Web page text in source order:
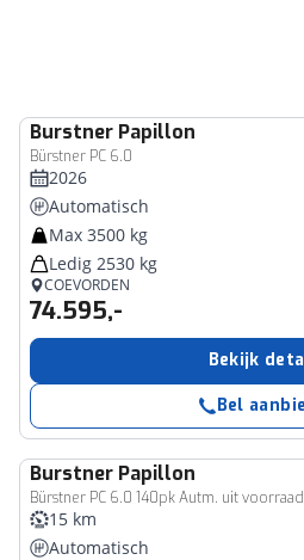
Burstner Papillon
Bürstner PC 6.0
2026
Automatisch
Max 3500 kg
Ledig 2530 kg
COEVORDEN
74.595,-
Bekijk
Bel
Burstner Papillon
Bürstner PC 6.0 140pk Autm. uit voorraad
15 km
Automatisch